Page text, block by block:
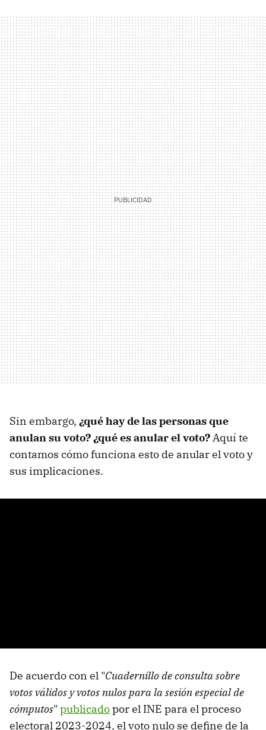
Sin embargo, ¿qué hay de las personas que
anulan su voto? ¿qué es anular el voto?Aquí te
contamos cómo funciona esto de anular el voto y
sus implicaciones.
De acuerdo con el "Cuadernillo de consulta sobre
votos válidos y votos nulos para la sesión especial de
cómputos" publicadopor el INE para el proceso
electoral 2023-2024, el voto nulo se define de la